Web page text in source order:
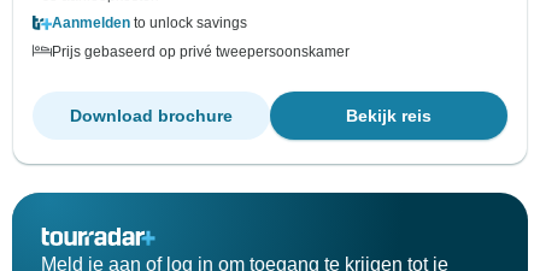
Aanmelden to unlock savings
Prijs gebaseerd op privé tweepersoonskamer
Bekijk reis
Download brochure
Meld je aan of log in om toegang te krijgen tot je